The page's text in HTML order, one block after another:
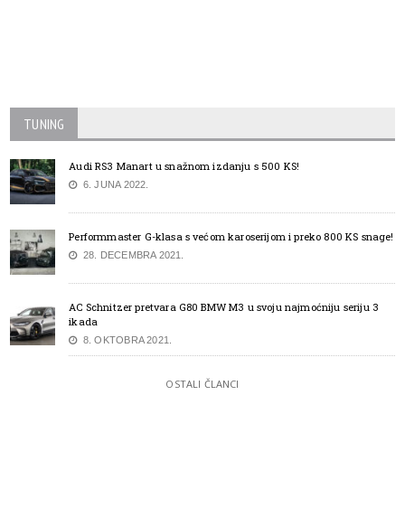
TUNING
Audi RS3 Manart u snažnom izdanju s 500 KS!
6. JUNA 2022.
Performmaster G-klasa s većom karoserijom i preko 800 KS snage!
28. DECEMBRA 2021.
AC Schnitzer pretvara G80 BMW M3 u svoju najmoćniju seriju 3
ikada
8. OKTOBRA 2021.
OSTALI ČLANCI